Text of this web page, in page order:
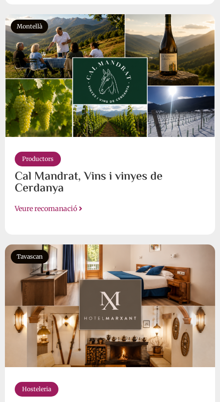
Montellà
Productors
Cal Mandrat, Vins i vinyes de
Cerdanya
Veure recomanació
Tavascan
Hosteleria